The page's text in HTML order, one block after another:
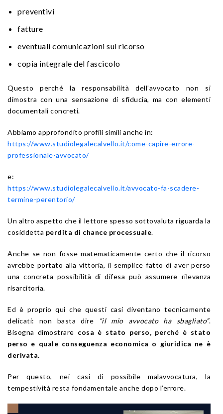
preventivi
fatture
eventuali comunicazioni sul ricorso
copia integrale del fascicolo
Questo perché la responsabilità dell’avvocato non si
dimostra con una sensazione di sfiducia, ma con elementi
documentali concreti.
Abbiamo approfondito profili simili anche in:
https://www.studiolegalecalvello.it/come-capire-errore-
professionale-avvocato/
e:
https://www.studiolegalecalvello.it/avvocato-fa-scadere-
termine-perentorio/
Un altro aspetto che il lettore spesso sottovaluta riguarda la
cosiddetta perdita di chance processuale.
Anche se non fosse matematicamente certo che il ricorso
avrebbe portato alla vittoria, il semplice fatto di aver perso
una concreta possibilità di difesa può assumere rilevanza
risarcitoria.
Ed è proprio qui che questi casi diventano tecnicamente
delicati: non basta dire
“il mio avvocato ha sbagliato”.
Bisogna dimostrare cosa è stato perso, perché è stato
perso e quale conseguenza economica o giuridica ne è
derivata.
Per questo, nei casi di possibile malavvocatura, la
tempestività resta fondamentale anche dopo l’errore.